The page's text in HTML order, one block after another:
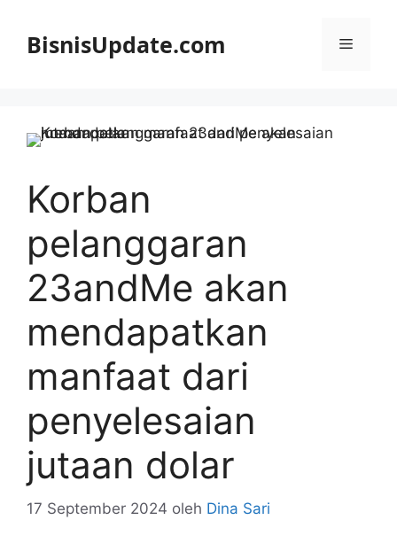
BisnisUpdate.com Menu
Korban
pelanggaran
23andMe akan
mendapatkan
manfaat dari
penyelesaian
jutaan dolar
17 September 2024 oleh Dina Sari